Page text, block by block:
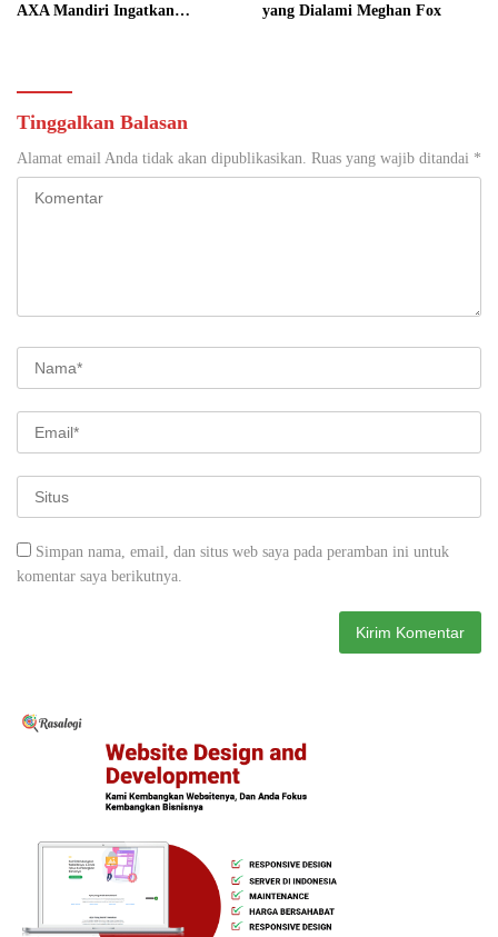
AXA Mandiri Ingatkan
yang Dialami Meghan Fox
Tinggalkan Balasan
Alamat email Anda tidak akan dipublikasikan. Ruas yang wajib ditandai *
Simpan nama, email, dan situs web saya pada peramban ini untuk
komentar saya berikutnya.